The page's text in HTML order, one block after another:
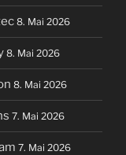
8. Mai 2026
8. Mai 2026
8. Mai 2026
7. Mai 2026
7. Mai 2026